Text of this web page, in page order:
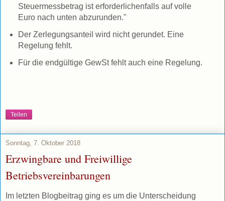
Steuermessbetrag ist erforderlichenfalls auf volle
Euro nach unten abzurunden."
Der Zerlegungsanteil wird nicht gerundet. Eine
Regelung fehlt.
Für die endgültige GewSt fehlt auch eine Regelung.
Teilen
Sonntag, 7. Oktober 2018
Erzwingbare und Freiwillige
Betriebsvereinbarungen
Im letzten Blogbeitrag ging es um die Unterscheidung